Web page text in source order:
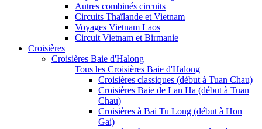
Autres combinés circuits
Circuits Thaïlande et Vietnam
Voyages Vietnam Laos
Circuit Vietnam et Birmanie
Croisières
Croisières Baie d'Halong
Tous les Croisières Baie d'Halong
Croisières classiques (début à Tuan Chau)
Croisières Baie de Lan Ha (début à Tuan
Chau)
Croisières à Bai Tu Long (début à Hon
Gai)